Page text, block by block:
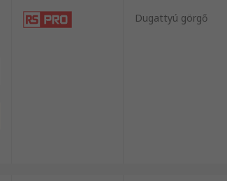
Dugattyú görgő